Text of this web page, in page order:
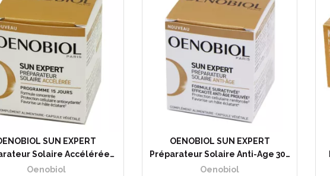
SUN EXPERT
Solaire Accélérée…
Oenobiol
OENOBIOL SUN EXPERT
Préparateur Solaire Anti-Age 30…
Oenobiol